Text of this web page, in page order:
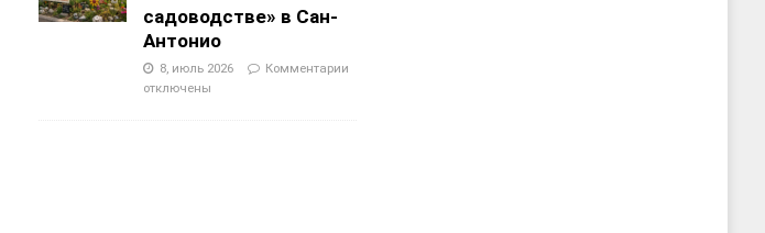
садоводстве» в Сан-
Антонио
8, июль 2026
Комментарии
отключены